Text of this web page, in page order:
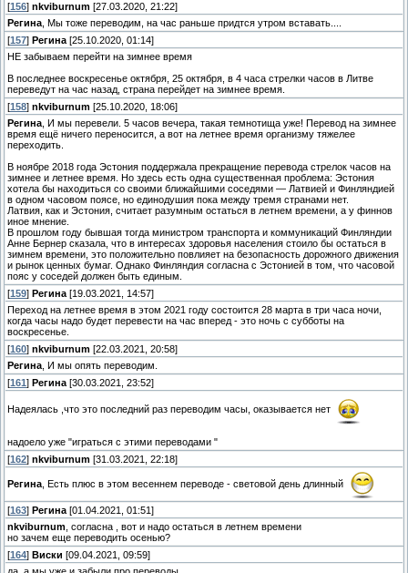
[156] nkviburnum [27.03.2020, 21:22]
Регина , Мы тоже переводим, на час раньше придтся утром вставать....
[157] Регина [25.10.2020, 01:14]
НЕ забываем перейти на зимнее время
В последнее воскресенье октября, 25 октября, в 4 часа стрелки часов в Литве
переведут на час назад, страна перейдет на зимнее время.
[158] nkviburnum [25.10.2020, 18:06]
Регина , И мы перевели. 5 часов вечера, такая темнотища уже! Перевод на зимнее
время ещё ничего переносится, а вот на летнее время организму тяжелее
переходить.
В ноябре 2018 года Эстония поддержала прекращение перевода стрелок часов на
зимнее и летнее время. Но здесь есть одна существенная проблема: Эстония
хотела бы находиться со своими ближайшими соседями — Латвией и Финляндией
в одном часовом поясе, но единодушия пока между тремя странами нет.
Латвия, как и Эстония, считает разумным остаться в летнем времени, а у финнов
иное мнение.
В прошлом году бывшая тогда министром транспорта и коммуникаций Финляндии
Анне Бернер сказала, что в интересах здоровья населения стоило бы остаться в
зимнем времени, это положительно повлияет на безопасность дорожного движения
и рынок ценных бумаг. Однако Финляндия согласна с Эстонией в том, что часовой
пояс у соседей должен быть единым.
[159] Регина [19.03.2021, 14:57]
Переход на летнее время в этом 2021 году состоится 28 марта в три часа ночи,
когда часы надо будет перевести на час вперед - это ночь с субботы на
воскресенье.
[160] nkviburnum [22.03.2021, 20:58]
Регина , И мы опять переводим.
[161 ] Регина [30.03.2021, 23:52]
Надеялась ,что это последний раз переводим часы, оказывается нет
надоело уже "играться с этими переводами "
[162] nkviburnum [31.03.2021, 22:18]
Регина , Есть плюс в этом весеннем переводе - световой день длинный
[163] Регина [01.04.2021, 01:51]
nkviburnum , согласна , вот и надо остаться в летнем времени
но зачем еще переводить осенью?
[164] Виски [09.04.2021, 09:59]